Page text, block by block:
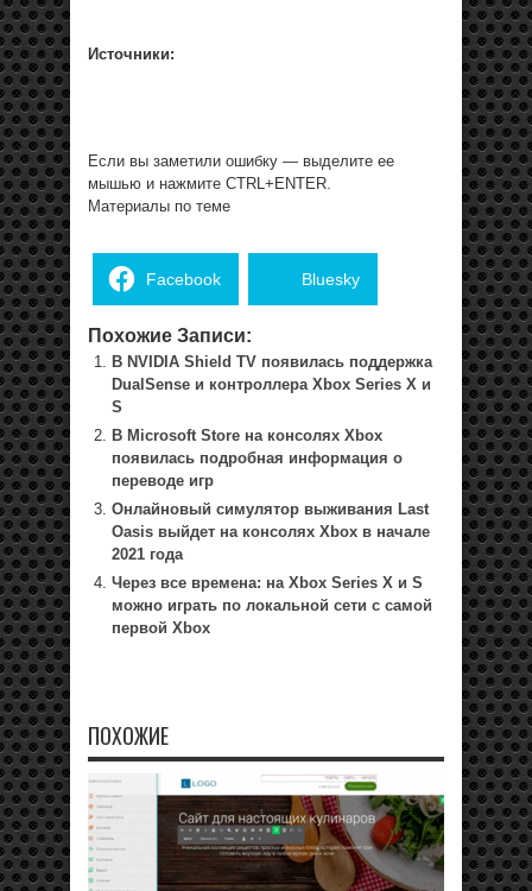
Источники:
Если вы заметили ошибку — выделите ее
мышью и нажмите CTRL+ENTER.
Материалы по теме
Facebook Bluesky
Похожие Записи:
В NVIDIA Shield TV появилась поддержка
DualSense и контроллера Xbox Series X и
S
В Microsoft Store на консолях Xbox
появилась подробная информация о
переводе игр
Онлайновый симулятор выживания Last
Oasis выйдет на консолях Xbox в начале
2021 года
Через все времена: на Xbox Series X и S
можно играть по локальной сети с самой
первой Xbox
ПОХОЖИЕ